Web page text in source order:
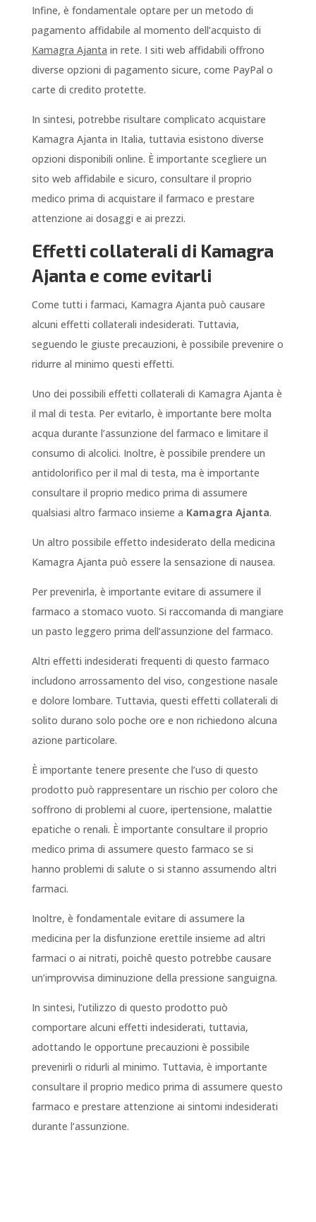
Infine, è fondamentale optare per un metodo di
pagamento affidabile al momento dell’acquisto di
Kamagra Ajanta in rete. I siti web affidabili offrono
diverse opzioni di pagamento sicure, come PayPal o
carte di credito protette.
In sintesi, potrebbe risultare complicato acquistare
Kamagra Ajanta in Italia, tuttavia esistono diverse
opzioni disponibili online. È importante scegliere un
sito web affidabile e sicuro, consultare il proprio
medico prima di acquistare il farmaco e prestare
attenzione ai dosaggi e ai prezzi.
Effetti collaterali di Kamagra
Ajanta e come evitarli
Come tutti i farmaci, Kamagra Ajanta può causare
alcuni effetti collaterali indesiderati. Tuttavia,
seguendo le giuste precauzioni, è possibile prevenire o
ridurre al minimo questi effetti.
Uno dei possibili effetti collaterali di Kamagra Ajanta è
il mal di testa. Per evitarlo, è importante bere molta
acqua durante l’assunzione del farmaco e limitare il
consumo di alcolici. Inoltre, è possibile prendere un
antidolorifico per il mal di testa, ma è importante
consultare il proprio medico prima di assumere
qualsiasi altro farmaco insieme a Kamagra Ajanta.
Un altro possibile effetto indesiderato della medicina
Kamagra Ajanta può essere la sensazione di nausea.
Per prevenirla, è importante evitare di assumere il
farmaco a stomaco vuoto. Si raccomanda di mangiare
un pasto leggero prima dell’assunzione del farmaco.
Altri effetti indesiderati frequenti di questo farmaco
includono arrossamento del viso, congestione nasale
e dolore lombare. Tuttavia, questi effetti collaterali di
solito durano solo poche ore e non richiedono alcuna
azione particolare.
È importante tenere presente che l’uso di questo
prodotto può rappresentare un rischio per coloro che
soffrono di problemi al cuore, ipertensione, malattie
epatiche o renali. È importante consultare il proprio
medico prima di assumere questo farmaco se si
hanno problemi di salute o si stanno assumendo altri
farmaci.
Inoltre, è fondamentale evitare di assumere la
medicina per la disfunzione erettile insieme ad altri
farmaci o ai nitrati, poichê questo potrebbe causare
un’improvvisa diminuzione della pressione sanguigna.
In sintesi, l’utilizzo di questo prodotto può
comportare alcuni effetti indesiderati, tuttavia,
adottando le opportune precauzioni è possibile
prevenirli o ridurli al minimo. Tuttavia, è importante
consultare il proprio medico prima di assumere questo
farmaco e prestare attenzione ai sintomi indesiderati
durante l’assunzione.